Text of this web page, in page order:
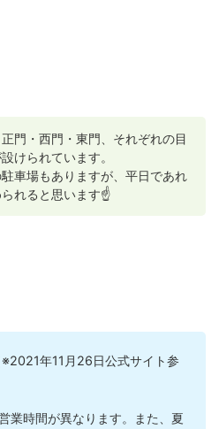
門・西門・東門、それぞれの目
けられています。
車場もありますが、平日であれ
れると思います☝️
※2021年11月26日公式サイト参
時間が異なります。また、夏